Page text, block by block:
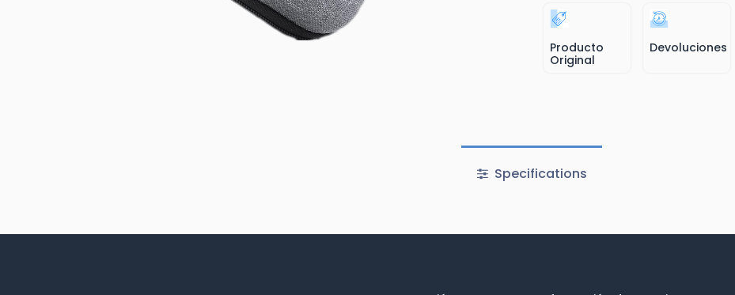
Producto
Original
Devoluciones
Specifications